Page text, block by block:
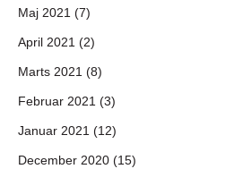
Maj 2021 (7)
April 2021 (2)
Marts 2021 (8)
Februar 2021 (3)
Januar 2021 (12)
December 2020 (15)